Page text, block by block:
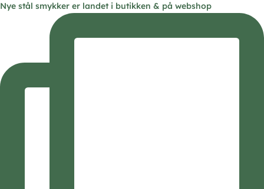
Nye stål smykker er landet i butikken & på webshop